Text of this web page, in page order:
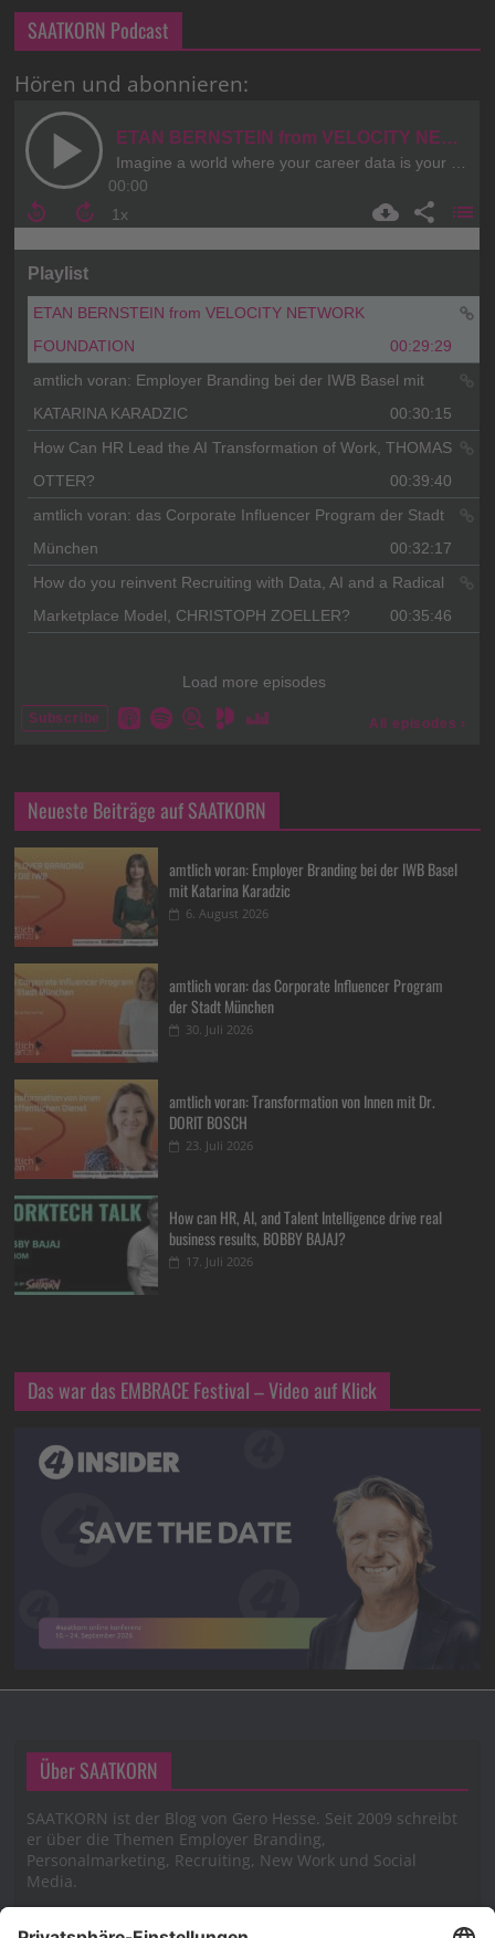
SAATKORN Podcast
Hören und abonnieren:
Neueste Beiträge auf SAATKORN
amtlich voran: Employer Branding bei der IWB Basel
mit Katarina Karadzic
6. August 2026
amtlich voran: das Corporate Influencer Program
der Stadt München
30. Juli 2026
amtlich voran: Transformation von Innen mit Dr.
DORIT BOSCH
23. Juli 2026
How can HR, AI, and Talent Intelligence drive real
business results, BOBBY BAJAJ?
17. Juli 2026
Das war das EMBRACE Festival – Video auf Klick
Über SAATKORN
SAATKORN ist der Blog von Gero Hesse. Seit 2009 schreibt
er über die Themen Employer Branding,
Personalmarketing, Recruiting, New Work und Social
Media.